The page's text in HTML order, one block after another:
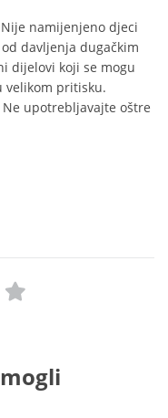
namijenjeno djeci
davljenja dugačkim
dijelovi koji se mogu
velikom pritisku.
upotrebljavajte oštre